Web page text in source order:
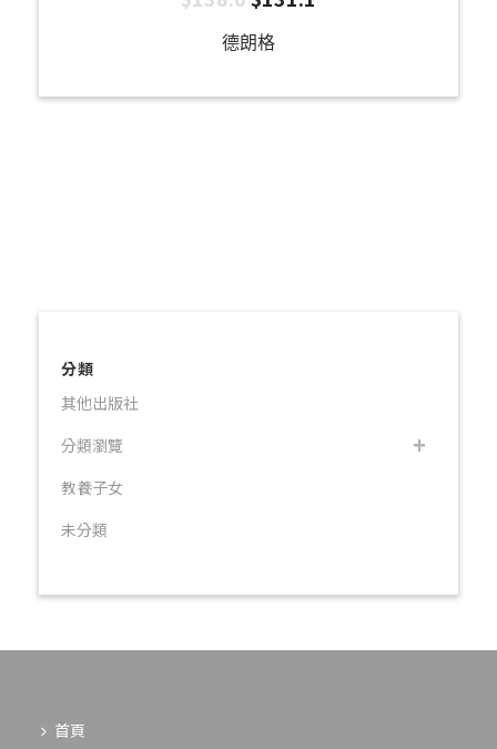
德朗格
分類
其他出版社
分類瀏覽
教養子女
未分類
首頁